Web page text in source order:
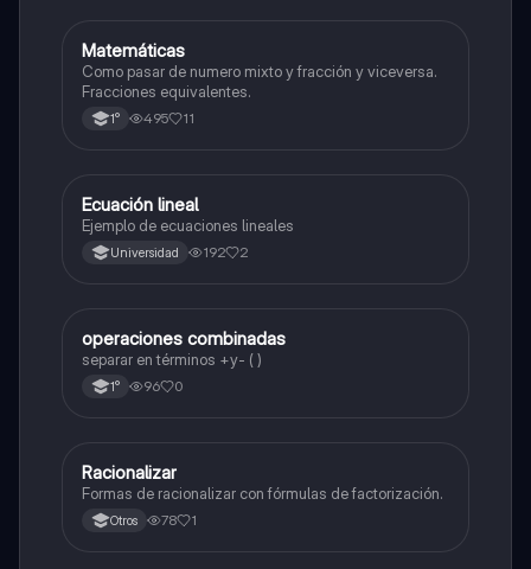
Matemáticas
Matemáticas
Como pasar de numero mixto y fracción y viceversa.
Fracciones equivalentes.
1° 495 11
Matemáticas
Ecuación lineal
Ejemplo de ecuaciones lineales
Universidad 192 2
Matemáticas
operaciones combinadas
separar en términos +y- ( )
1° 96 0
Matemáticas
Racionalizar
Formas de racionalizar con fórmulas de factorización.
Otros 78 1